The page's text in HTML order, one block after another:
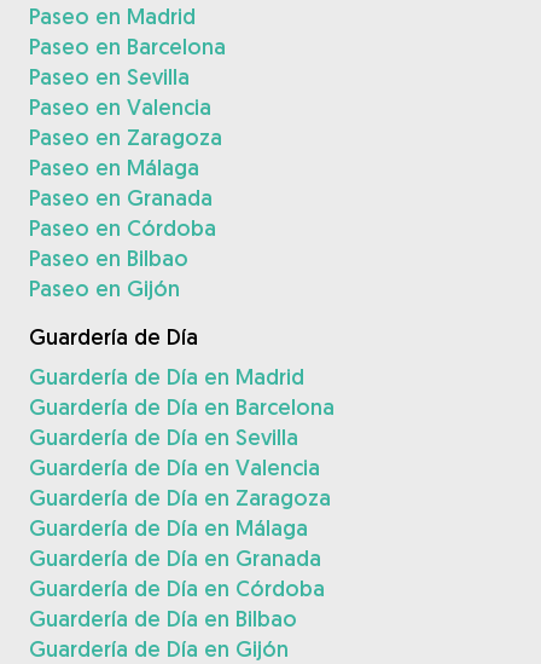
Paseo en Madrid
Paseo en Barcelona
Paseo en Sevilla
Paseo en Valencia
Paseo en Zaragoza
Paseo en Málaga
Paseo en Granada
Paseo en Córdoba
Paseo en Bilbao
Paseo en Gijón
Guardería de Día
Guardería de Día en Madrid
Guardería de Día en Barcelona
Guardería de Día en Sevilla
Guardería de Día en Valencia
Guardería de Día en Zaragoza
Guardería de Día en Málaga
Guardería de Día en Granada
Guardería de Día en Córdoba
Guardería de Día en Bilbao
Guardería de Día en Gijón